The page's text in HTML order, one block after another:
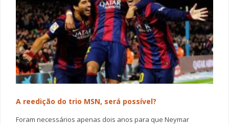
A reedição do trio MSN, será possível?
Foram necessários apenas dois anos para que Neymar